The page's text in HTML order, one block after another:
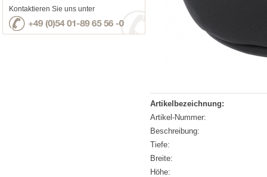
Kontaktieren Sie uns unter
Artikelbezeichnung:
Artikel-Nummer:
Beschreibung:
Tiefe:
Breite:
Höhe: